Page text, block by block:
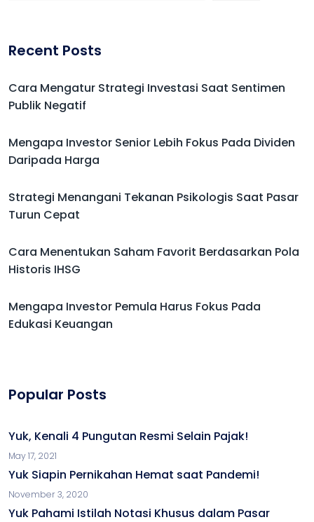
Recent Posts
Cara Mengatur Strategi Investasi Saat Sentimen
Publik Negatif
Mengapa Investor Senior Lebih Fokus Pada Dividen
Daripada Harga
Strategi Menangani Tekanan Psikologis Saat Pasar
Turun Cepat
Cara Menentukan Saham Favorit Berdasarkan Pola
Historis IHSG
Mengapa Investor Pemula Harus Fokus Pada
Edukasi Keuangan
Popular Posts
Yuk, Kenali 4 Pungutan Resmi Selain Pajak!
May 17, 2021
Yuk Siapin Pernikahan Hemat saat Pandemi!
November 3, 2020
Yuk Pahami Istilah Notasi Khusus dalam Pasar